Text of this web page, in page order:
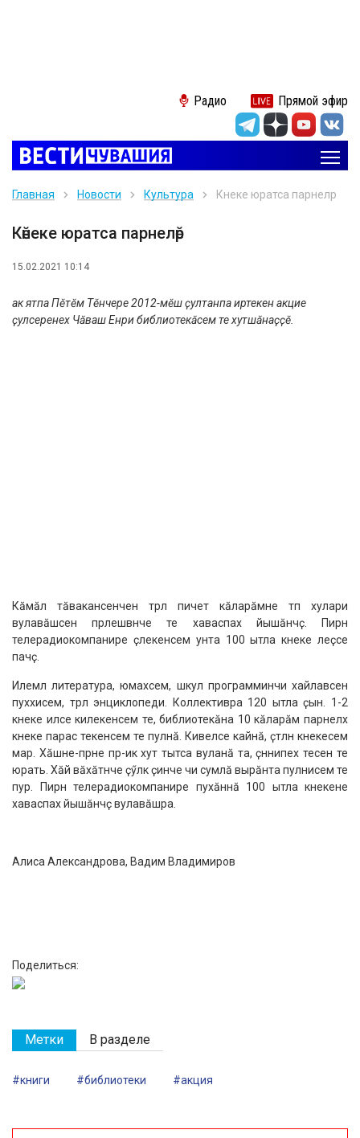
Радио Прямой эфир
Главная Новости Культура Кӗнеке юратса парнелӗр
Кӗнеке юратса парнелӗр
15.02.2021 10:14
Ҫак ятпа Пӗтӗм Тӗнчере 2012-мӗш ҫултанпа иртекен акцие
ҫулсеренех Чӑваш Енри библиотекӑсем те хутшӑнаҫҫӗ.
Кӑмӑл тӑвакансенчен тӗрлӗ пичет кӑларӑмне тӗп хулари
вулавӑшсен пӗрлешӗвӗнче те хаваспах йышӑнчӗҫ. Пирӗн
телерадиокомпанире ӗҫлекенсем унта 100 ытла кӗнеке леҫсе
пачӗҫ.
Илемлӗ литература, юмахсем, шкул программинчи хайлавсен
пуххисем, тӗрлӗ энциклопеди. Коллективра 120 ытла ҫын. 1-2
кӗнеке илсе килекенсем те, библиотекӑна 10 кӑларӑм парнелӗх
кӗнеке парас текенсем те пулнӑ. Кивелсе кайнӑ, ҫӗтӗлнӗ кӗнекесем
мар. Хӑшне-пӗрне пӗр-икӗ хут тытса вуланӑ та, ҫӗннипех тесен те
юрать. Хӑй вӑхӑтӗнче ҫӳлӗк ҫинче чи сумлӑ вырӑнта пулнисем те
пур. Пирӗн телерадиокомпанире пухӑннӑ 100 ытла кӗнекене
хаваспах йышӑнчӗҫ вулавӑшра.
Алиса Александрова, Вадим Владимиров
Поделиться:
Метки В разделе
#книги #библиотеки #акция